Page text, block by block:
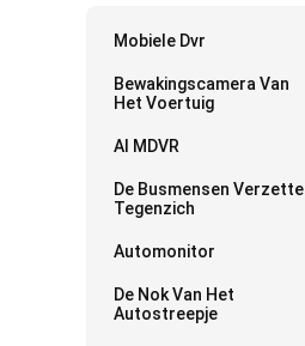
Mobiele Dvr
Bewakingscamera Van
Het Voertuig
AI MDVR
De Busmensen
Tegenzich
Automonitor
De Nok Van Het
Autostreepje